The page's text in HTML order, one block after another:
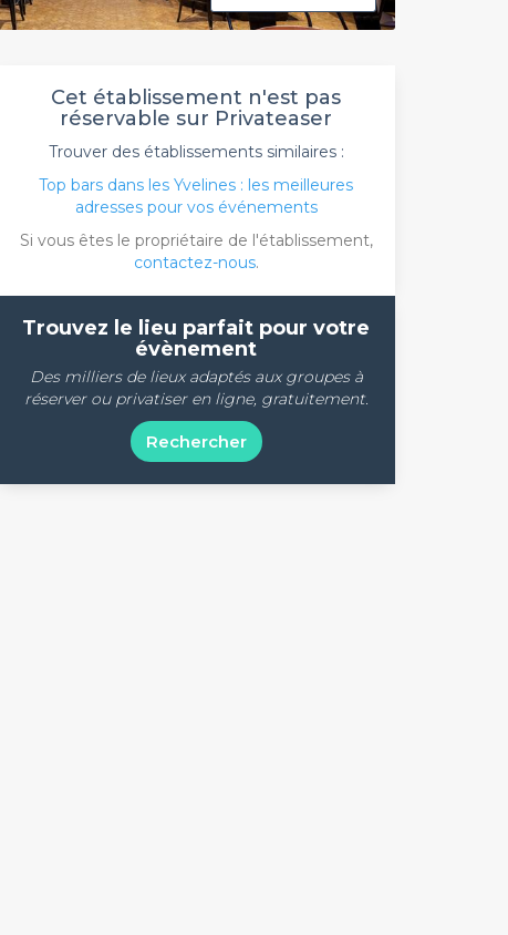
Cet établissement n'est pas
réservable sur Privateaser
Trouver des établissements similaires :
Top bars dans les Yvelines : les meilleures
adresses pour vos événements
Si vous êtes le propriétaire de l'établissement,
contactez-nous.
Trouvez le lieu parfait pour votre
évènement
Des milliers de lieux adaptés aux groupes à
réserver ou privatiser en ligne, gratuitement.
Rechercher